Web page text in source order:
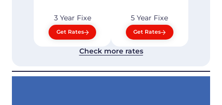
3 Year Fixe
Get Rates
5 Year Fixe
Get Rates
Check more rates